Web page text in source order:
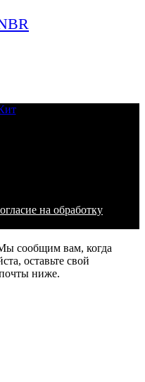
на обработку
сообщим вам, когда
оставьте свой
ниже.